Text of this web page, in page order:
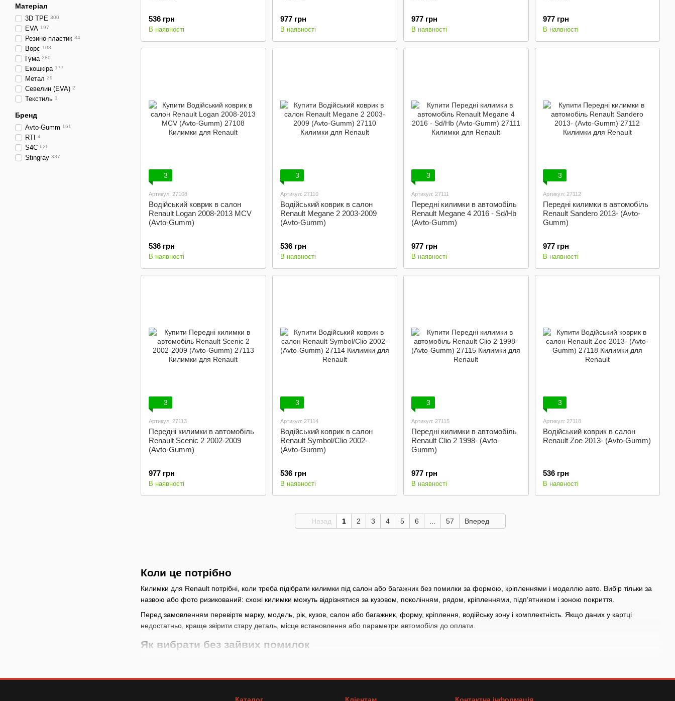
Коли це потрібно
Килимки для Renault потрібні, коли треба підібрати килимки під салон або багажник без помилки за формою, кріпленнями і моделлю авто. Вибір тільки за
назвою або фото ризикований: схожі килимки можуть відрізнятися за кузовом, поколінням, рядом, кріпленнями, підп’ятником і зоною покриття.
Перед замовленням перевірте марку, модель, рік, кузов, салон або багажник, форму, кріплення, водійську зону і комплектність. Якщо даних у картці
недостатньо, краще звірити стару деталь, місце встановлення або параметри автомобіля до оплати.
Як вибрати без зайвих помилок
536 грн
В наявності
977 грн
В наявності
977 грн
В наявності
977 грн
В наявності
3
Артикул: 27108
Водійський коврик в салон
Renault Logan 2008-2013 MCV
(Avto-Gumm)
536 грн
В наявності
3
Артикул: 27110
Водійський коврик в салон
Renault Megane 2 2003-2009
(Avto-Gumm)
536 грн
В наявності
3
Артикул: 27111
Передні килимки в автомобіль
Renault Megane 4 2016 - Sd/Hb
(Avto-Gumm)
977 грн
В наявності
3
Артикул: 27112
Передні килимки в автомобіль
Renault Sandero 2013- (Avto-
Gumm)
977 грн
В наявності
3
Артикул: 27113
Передні килимки в автомобіль
Renault Scenic 2 2002-2009
(Avto-Gumm)
977 грн
В наявності
3
Артикул: 27114
Водійський коврик в салон
Renault Symbol/Clio 2002-
(Avto-Gumm)
536 грн
В наявності
3
Артикул: 27115
Передні килимки в автомобіль
Renault Clio 2 1998- (Avto-
Gumm)
977 грн
В наявності
3
Артикул: 27118
Водійський коврик в салон
Renault Zoe 2013- (Avto-Gumm)
536 грн
В наявності
Назад 1 2 3 4 5 6 57 Вперед
Матеріал
3D TPE 300
EVA 197
Резино-пластик 34
Ворс 108
Гума 280
Екошкіра 177
Метал 29
Севелин (EVA) 2
Текстиль 1
Бренд
Avto-Gumm 161
RTI 4
S4C 626
Stingray 337